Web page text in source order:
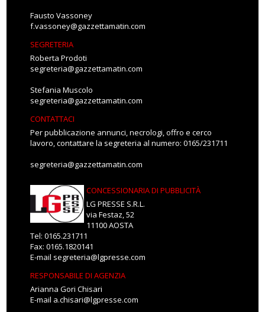
Fausto Vassoney
f.vassoney@gazzettamatin.com
SEGRETERIA
Roberta Prodoti
segreteria@gazzettamatin.com
Stefania Muscolo
segreteria@gazzettamatin.com
CONTATTACI
Per pubblicazione annunci, necrologi, offro e cerco
lavoro, contattare la segreteria al numero: 0165/231711
segreteria@gazzettamatin.com
CONCESSIONARIA DI PUBBLICITÀ
LG PRESSE S.R.L.
via Festaz, 52
11100 AOSTA
Tel: 0165.231711
Fax: 0165.1820141
E-mail segreteria@lgpresse.com
RESPONSABILE DI AGENZIA
Arianna Gori Chisari
E-mail a.chisari@lgpresse.com